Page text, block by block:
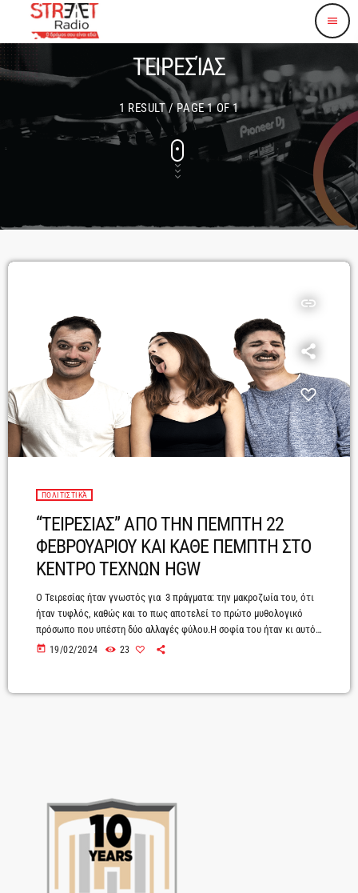
menu
ΤΕΙΡΕΣΊΑΣ
1 RESULT / PAGE 1 OF 1
insert_link
ΠΟΛΙΤΙΣΤΙΚΆ
“ΤΕΙΡΕΣΙΑΣ” ΑΠΟ ΤΗΝ ΠΕΜΠΤΗ 22
ΦΕΒΡΟΥΑΡΙΟΥ ΚΑΙ ΚΑΘΕ ΠΕΜΠΤΗ ΣΤΟ
ΚΕΝΤΡΟ ΤΕΧΝΩΝ HGW
Ο Τειρεσίας ήταν γνωστός για 3 πράγματα: την μακροζωία του, ότι
ήταν τυφλός, καθώς και το πως αποτελεί το πρώτο μυθολογικό
πρόσωπο που υπέστη δύο αλλαγές φύλου.Η σοφία του ήταν κι αυτό
που τον έκανε τόσο διάσημο ,ώστε να συρρέει κόσμος από όλη την
μελλούμενα εμφανίζεται συχνά σε αρχαιοελληνικούς […]
today 19/02/2024 23